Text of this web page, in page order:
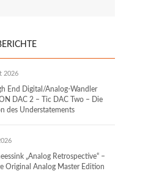
2026
End Digital/Analog-Wandler
DAC 2 – Tic DAC Two – Die
des Understatements
„Analog Retrospective“ –
Original Analog Master Edition